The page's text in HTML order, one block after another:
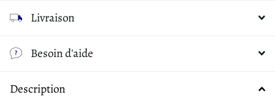
Livraison
Besoin d'aide
Description